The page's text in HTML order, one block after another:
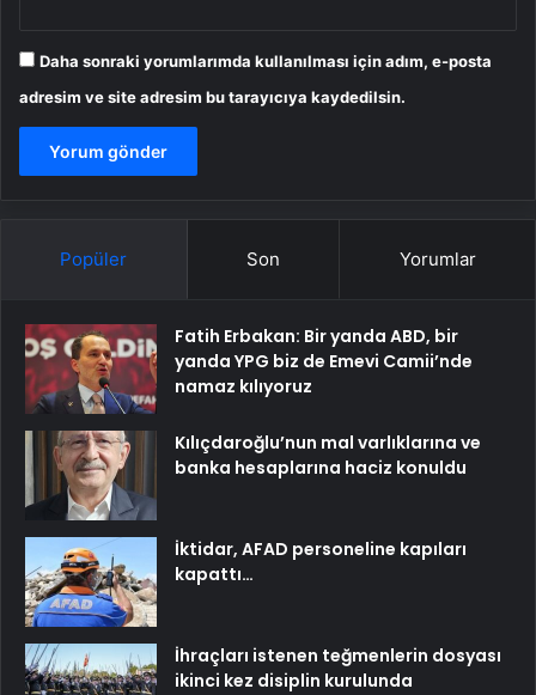
Daha sonraki yorumlarımda kullanılması için adım, e-posta
adresim ve site adresim bu tarayıcıya kaydedilsin.
Popüler Son Yorumlar
Fatih Erbakan: Bir yanda ABD, bir
yanda YPG biz de Emevi Camii’nde
namaz kılıyoruz
Kılıçdaroğlu’nun mal varlıklarına ve
banka hesaplarına haciz konuldu
İktidar, AFAD personeline kapıları
kapattı…
İhraçları istenen teğmenlerin dosyası
ikinci kez disiplin kurulunda